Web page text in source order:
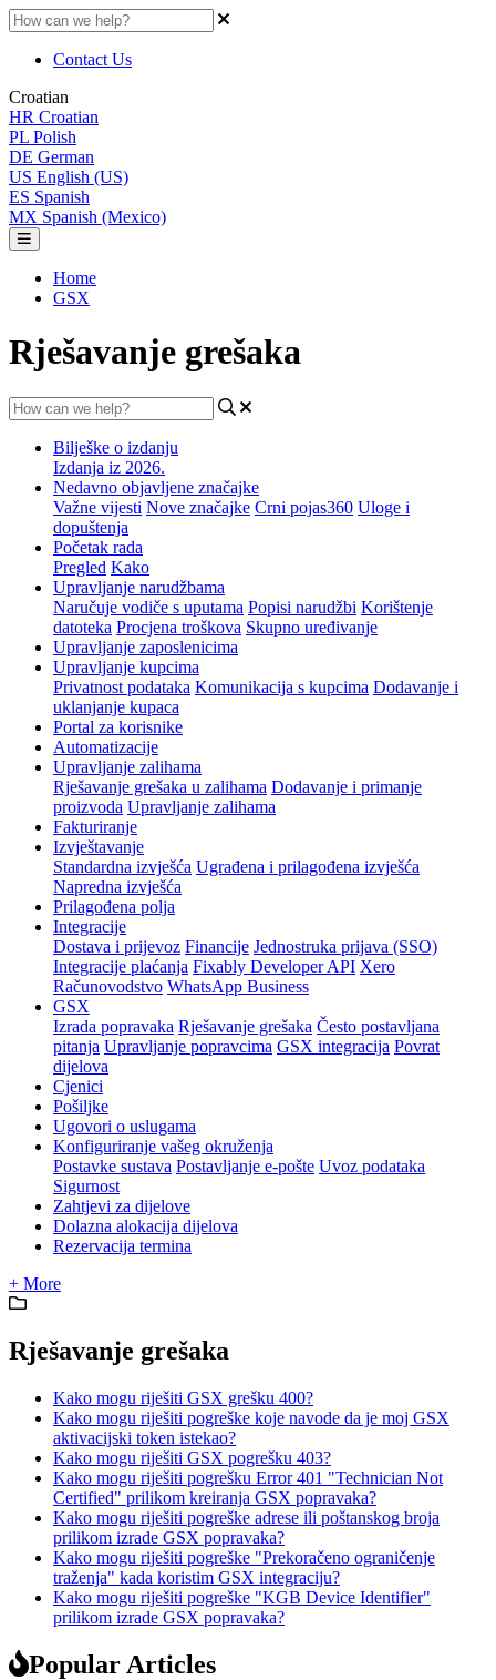
Contact Us
Croatian
HR Croatian
PL Polish
DE German
US English (US)
ES Spanish
MX Spanish (Mexico)
Home
GSX
Rješavanje grešaka
Bilješke o izdanju
Izdanja iz 2026.
Nedavno objavljene značajke
Važne vijesti Nove značajke Crni pojas360 Uloge i
dopuštenja
Početak rada
Pregled Kako
Upravljanje narudžbama
Naručuje vodiče s uputama Popisi narudžbi Korištenje
datoteka Procjena troškova Skupno uređivanje
Upravljanje zaposlenicima
Upravljanje kupcima
Privatnost podataka Komunikacija s kupcima Dodavanje i
uklanjanje kupaca
Portal za korisnike
Automatizacije
Upravljanje zalihama
Rješavanje grešaka u zalihama Dodavanje i primanje
proizvoda Upravljanje zalihama
Fakturiranje
Izvještavanje
Standardna izvješća Ugrađena i prilagođena izvješća
Napredna izvješća
Prilagođena polja
Integracije
Dostava i prijevoz Financije Jednostruka prijava (SSO)
Integracije plaćanja Fixably Developer API Xero
Računovodstvo WhatsApp Business
GSX
Izrada popravaka Rješavanje grešaka Često postavljana
pitanja Upravljanje popravcima GSX integracija Povrat
dijelova
Cjenici
Pošiljke
Ugovori o uslugama
Konfiguriranje vašeg okruženja
Postavke sustava Postavljanje e-pošte Uvoz podataka
Sigurnost
Zahtjevi za dijelove
Dolazna alokacija dijelova
Rezervacija termina
+ More
Rješavanje grešaka
Kako mogu riješiti GSX grešku 400?
Kako mogu riješiti pogreške koje navode da je moj GSX
aktivacijski token istekao?
Kako mogu riješiti GSX pogrešku 403?
Kako mogu riješiti pogrešku Error 401 "Technician Not
Certified" prilikom kreiranja GSX popravaka?
Kako mogu riješiti pogreške adrese ili poštanskog broja
prilikom izrade GSX popravaka?
Kako mogu riješiti pogreške "Prekoračeno ograničenje
traženja" kada koristim GSX integraciju?
Kako mogu riješiti pogreške "KGB Device Identifier"
prilikom izrade GSX popravaka?
Popular Articles